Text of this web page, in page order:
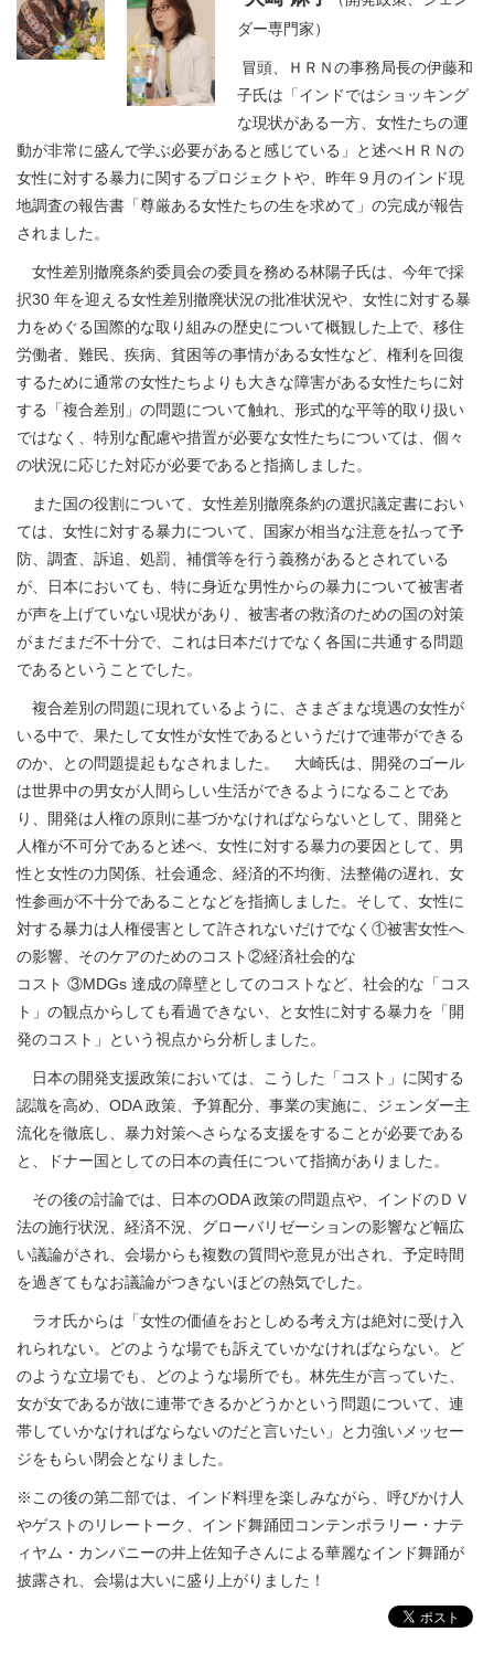
ダー専門家）
冒頭、ＨＲＮの事務局長の伊藤和
子氏は「インドではショッキング
な現状がある一方、女性たちの運
動が非常に盛んで学ぶ必要があると感じている」と述べＨＲＮの
女性に対する暴力に関するプロジェクトや、昨年９月のインド現
地調査の報告書「尊厳ある女性たちの生を求めて」の完成が報告
されました。
女性差別撤廃条約委員会の委員を務める林陽子氏は、今年で採
択30 年を迎える女性差別撤廃状況の批准状況や、女性に対する暴
力をめぐる国際的な取り組みの歴史について概観した上で、移住
労働者、難民、疾病、貧困等の事情がある女性など、権利を回復
するために通常の女性たちよりも大きな障害がある女性たちに対
する「複合差別」の問題について触れ、形式的な平等的取り扱い
ではなく、特別な配慮や措置が必要な女性たちについては、個々
の状況に応じた対応が必要であると指摘しました。
また国の役割について、女性差別撤廃条約の選択議定書におい
ては、女性に対する暴力について、国家が相当な注意を払って予
防、調査、訴追、処罰、補償等を行う義務があるとされている
が、日本においても、特に身近な男性からの暴力について被害者
が声を上げていない現状があり、被害者の救済のための国の対策
がまだまだ不十分で、これは日本だけでなく各国に共通する問題
であるということでした。
複合差別の問題に現れているように、さまざまな境遇の女性が
いる中で、果たして女性が女性であるというだけで連帯ができる
のか、との問題提起もなされました。 大崎氏は、開発のゴール
は世界中の男女が人間らしい生活ができるようになることであ
り、開発は人権の原則に基づかなければならないとして、開発と
人権が不可分であると述べ、女性に対する暴力の要因として、男
性と女性の力関係、社会通念、経済的不均衡、法整備の遅れ、女
性参画が不十分であることなどを指摘しました。そして、女性に
対する暴力は人権侵害として許されないだけでなく①被害女性へ
の影響、そのケアのためのコスト②経済社会的な
コスト ③MDGs 達成の障壁としてのコストなど、社会的な「コス
ト」の観点からしても看過できない、と女性に対する暴力を「開
発のコスト」という視点から分析しました。
日本の開発支援政策においては、こうした「コスト」に関する
認識を高め、ODA 政策、予算配分、事業の実施に、ジェンダー主
流化を徹底し、暴力対策へさらなる支援をすることが必要である
と、ドナー国としての日本の責任について指摘がありました。
その後の討論では、日本のODA 政策の問題点や、インドのＤＶ
法の施行状況、経済不況、グローバリゼーションの影響など幅広
い議論がされ、会場からも複数の質問や意見が出され、予定時間
を過ぎてもなお議論がつきないほどの熱気でした。
ラオ氏からは「女性の価値をおとしめる考え方は絶対に受け入
れられない。どのような場でも訴えていかなければならない。ど
のような立場でも、どのような場所でも。林先生が言っていた、
女が女であるが故に連帯できるかどうかという問題について、連
帯していかなければならないのだと言いたい」と力強いメッセー
ジをもらい閉会となりました。
※この後の第二部では、インド料理を楽しみながら、呼びかけ人
やゲストのリレートーク、インド舞踊団コンテンポラリー・ナテ
ィヤム・カンパニーの井上佐知子さんによる華麗なインド舞踊が
披露され、会場は大いに盛り上がりました！